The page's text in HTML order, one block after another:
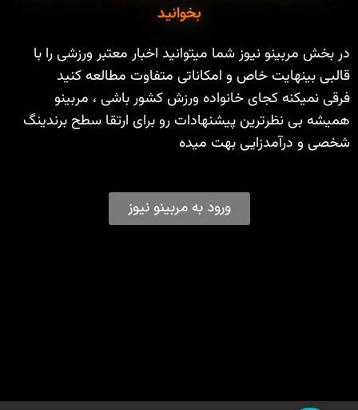
بخوانید
در بخش مربینو نیوز شما میتوانید اخبار معتبر ورزشی را با
قالبی بینهایت خاص و امکاناتی متفاوت مطالعه کنید
فرقی نمیکنه کجای خانواده ورزش کشور باشی ، مربینو
همیشه بی نظرترین پیشنهادات رو برای ارتقا سطح برندینگ
شخصی و درآمدزایی بهت میده
ورود به مربینو نیوز